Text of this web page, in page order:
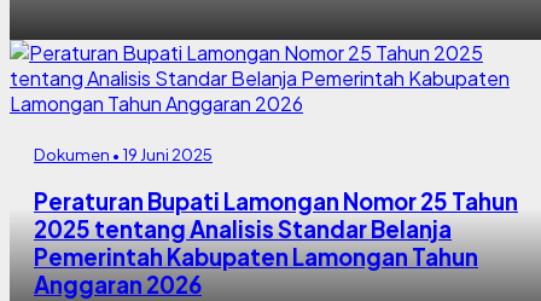
Dokumen • 19 Juni 2025
Peraturan Bupati Lamongan Nomor 25 Tahun
2025 tentang Analisis Standar Belanja
Pemerintah Kabupaten Lamongan Tahun
Anggaran 2026